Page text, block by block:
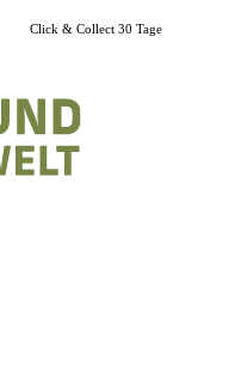
Click & Collect 30 Tage